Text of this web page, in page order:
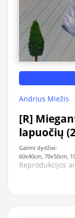
Andrius Miežis
[R]
lapuočių
Galimi dydžiai:
60x40cm, 70x50cm,
Reprodukcijos